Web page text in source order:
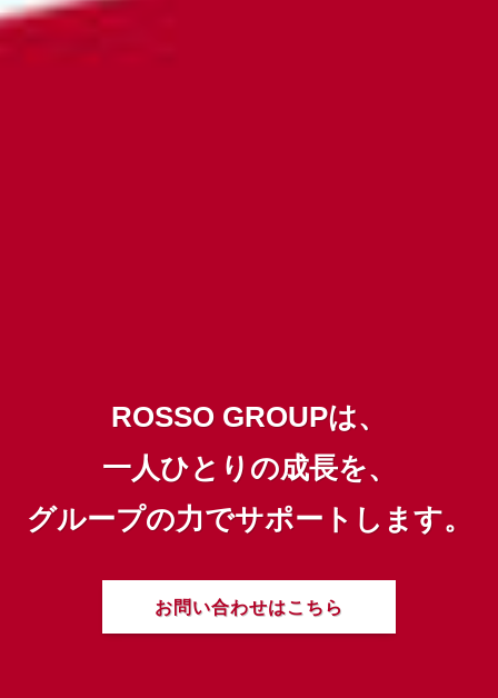
ROSSO GROUPは、
一人ひとりの成長を、
グループの力でサポートします。
お問い合わせはこちら